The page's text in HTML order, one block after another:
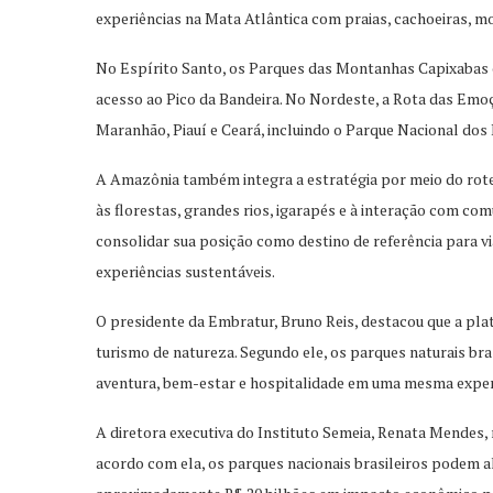
experiências na Mata Atlântica com praias, cachoeiras,
No Espírito Santo, os Parques das Montanhas
acesso ao Pico da Bandeira. No Nordeste, a Rota das
Maranhão, Piauí e Ceará, incluindo o Parque Nacional
A Amazônia também integra a estratégia por meio do
às florestas, grandes rios, igarapés e à interação com
consolidar sua posição como destino de referência para
experiências sustentáveis.
O presidente da Embratur, Bruno Reis, destacou que a
turismo de natureza. Segundo ele, os parques naturais
aventura, bem-estar e hospitalidade em uma mesma
A diretora executiva do Instituto Semeia, Renata
acordo com ela, os parques nacionais brasileiros podem